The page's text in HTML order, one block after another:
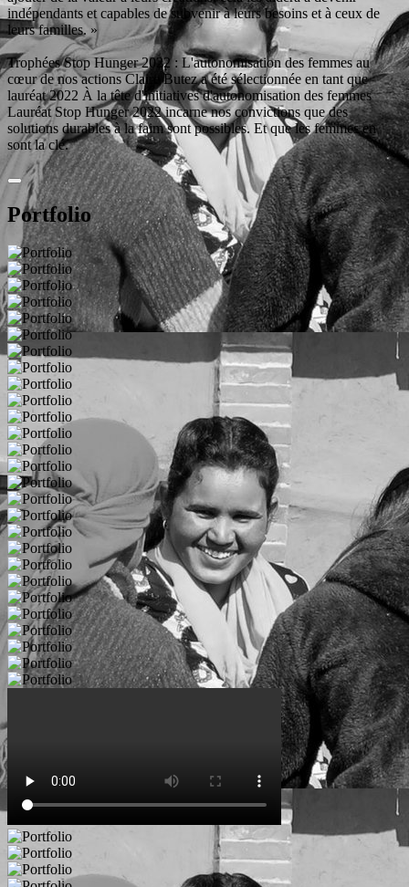
indépendants et capables de subvenir à leurs besoins et à ceux de
leurs familles. »
Trophées Stop Hunger 2022 : L'autonomisation des femmes au
cœur de nos actions Claire Butez a été sélectionnée en tant que
lauréat 2022 À la tête d'initiatives d'autonomisation des femmes
Lauréat Stop Hunger 2022 incarne nos convictions que des
solutions durables à la faim sont possibles. Et que les femmes en
sont la clé.
Portfolio